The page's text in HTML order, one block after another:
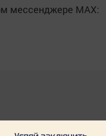
мессенджере MАХ: